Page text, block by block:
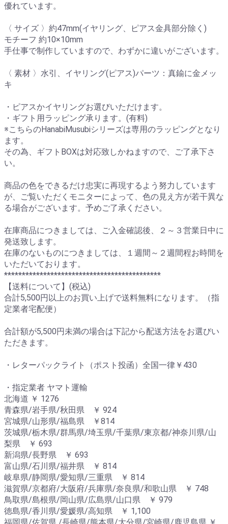
優れています。
〈 サイズ 〉約47mm(イヤリング、ピアス金具部分除く)
モチーフ 約10×10mm
手仕事で制作していますので、わずかに違いがございます。
〈 素材 〉水引、イヤリング(ピアス)パーツ：真鍮に金メッ
キ
・ピアスかイヤリングお選びいただけます。
・ギフト用ラッピング承ります。(有料)
※こちらのHanabiMusubiシリーズは専用のラッピングとなり
ます。
その為、ギフトBOXは対応致しかねますので、ご了承下さ
い。
商品の色をできるだけ忠実に再現するよう努力しています
が、ご覧いただくモニターによって、色の見え方が若干異な
る場合がございます。予めご了承ください。
在庫商品につきましては、ご入金確認後、２～３営業日中に
発送致します。
在庫のないものにつきましては、１週間～２週間程お時間を
いただいております。
********************************************
【送料について】(税込)
合計5,500円以上のお買い上げで送料無料になります。（指
定業者宅配便）
合計額が5,500円未満の場合は下記から配送方法をお選びい
ただきます。
・レターパックライト（ポスト投函）全国一律￥430
・指定業者 ヤマト運輸
北海道 ￥ 1276
青森県/岩手県/秋田県 ￥ 924
宮城県/山形県/福島県 ￥814
茨城県/栃木県/群馬県/埼玉県/千葉県/東京都/神奈川県/山
梨県 ￥ 693
新潟県/長野県 ￥ 693
富山県/石川県/福井県 ￥ 814
岐阜県/静岡県/愛知県/三重県 ￥ 814
滋賀県/京都府/大阪府/兵庫県/奈良県/和歌山県 ￥ 748
鳥取県/島根県/岡山県/広島県/山口県 ￥ 979
徳島県/香川県/愛媛県/高知県 ￥ 1,100